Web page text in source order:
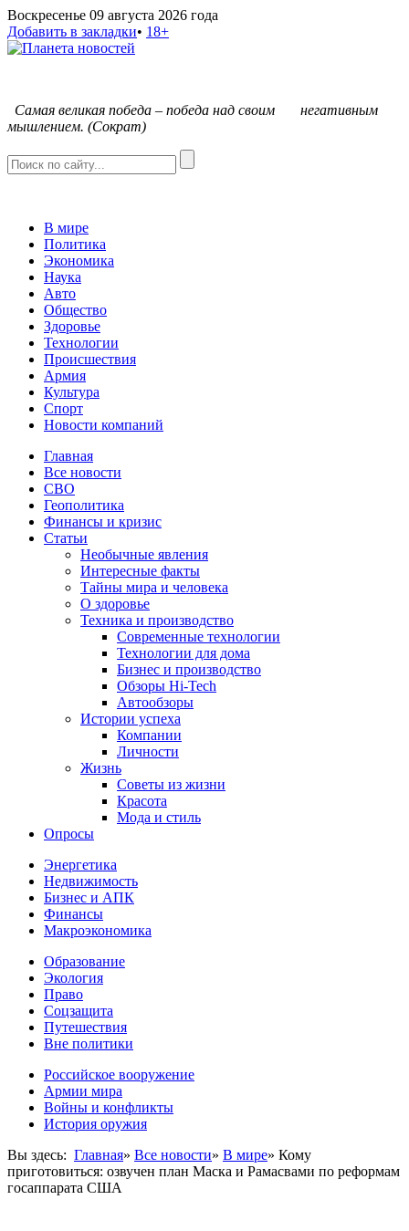
Воскресенье 09 августа 2026 года
Добавить в закладки• 18+
Самая великая победа – победа над своим негативным
мышлением. (Сократ)
В мире
Политика
Экономика
Наука
Авто
Общество
Здоровье
Технологии
Происшествия
Армия
Культура
Спорт
Новости компаний
Главная
Все новости
СВО
Геополитика
Финансы и кризис
Статьи
Необычные явления
Интересные факты
Тайны мира и человека
О здоровье
Техника и производство
Современные технологии
Технологии для дома
Бизнес и производство
Обзоры Hi-Tech
Автообзоры
Истории успеха
Компании
Личности
Жизнь
Советы из жизни
Красота
Мода и стиль
Опросы
Энергетика
Недвижимость
Бизнес и АПК
Финансы
Макроэкономика
Образование
Экология
Право
Соцзащита
Путешествия
Вне политики
Российское вооружение
Армии мира
Войны и конфликты
История оружия
Вы здесь: Главная» Все новости» В мире» Кому
приготовиться: озвучен план Маска и Рамасвами по реформам
госаппарата США